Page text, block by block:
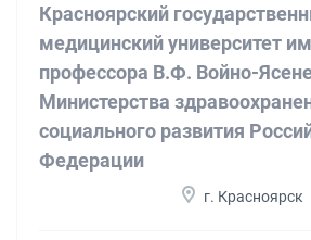
Красноярский
медицинский университет
профессора В.Ф. Войно-
Министерства
социального развития
Федерации
г. Красноярск